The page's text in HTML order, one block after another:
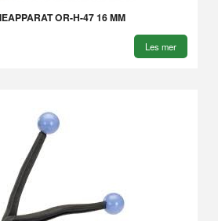
OR-H-47 16 MM
Les mer